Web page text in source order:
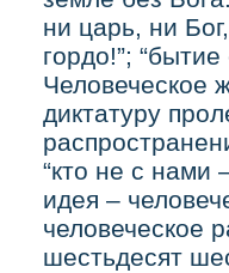
ни царь, ни
гордо!”;
Человеческое
диктатуру
“кто не с нами
идея –
человеческое
шестьдесят